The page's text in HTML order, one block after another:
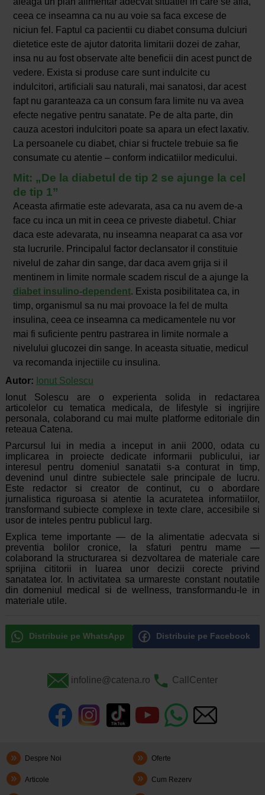
ceea ce inseamna ca nu au voie sa faca excese de
niciun fel. Faptul ca pacientii cu diabet consuma dulciuri
dietetice este de ajutor datorita limitarii dozei de zahar,
insa nu au fost observate alte beneficii din acest punct de
vedere. Exista si produse care sunt indulcite cu
indulcitori, artificiali sau naturali, mai sanatosi, dar acest
fapt nu garanteaza ca un consum fara limite nu va avea
efecte negative pentru sanatate. Pe de alta parte, din
cauza acestori indulcitori poate sa apara un efect laxativ.
La persoanele cu diabet, chiar si fructele trebuie sa fie
consumate cu atentie – conform indicatiilor medicului.
Mit: „De la diabetul de tip 2 se ajunge la cel
de tip 1”
Aceasta afirmatie este adevarata, asa ca nu avem de-a
face cu inca un mit in ceea ce priveste diabetul. Chiar
daca este adevarata, nu inseamna neaparat ca asa vor
sta lucrurile. Principalul factor declansator il constituie
nivelul de zahar din sange, dar daca avem grija si il
mentinem in limite normale scadem riscul de a ajunge la
diabet insulino-dependent. Exista posibilitatea ca, in
timp, organismul sa nu mai provoace la fel de multa
insulina, ceea ce inseamna ca medicamentele nu vor
mai fi suficiente pentru pastrarea in limite normale a
nivelului glucozei din sange. In aceasta situatie, medicul
va recomanda injectiile cu insulina.
Autor: Ionut Solescu
Ionut Solescu are o experienta solida in redactarea
articolelor cu tematica medicala, de lifestyle si ingrijire
personala, colaborand cu mai multe platforme editoriale din
reteaua Catena.
Parcursul lui in media a inceput in anii 2000, odata cu
implicarea in proiecte dedicate informarii publicului, iar
interesul pentru domeniul sanatatii s-a conturat in timp,
devenind unul dintre subiectele sale principale de lucru.
Este redactor si creator de continut, cu o abordare
jurnalistica riguroasa si atentie la acuratetea informatiilor,
transformand subiecte complexe in texte clare, accesibile si
usor de inteles pentru publicul larg.
Explica teme importante — de la alimentatie adecvata si
preventia bolilor cronice, la sfaturi pentru mame —
colaborand la structurarea si dezvoltarea de materiale care
sprijina cititorii in luarea unor decizii corecte privind
sanatatea lor. In activitatea sa urmareste constant noutatile
din domeniul medical si de wellness, transformandu-le in
materiale utile.
Distribuie pe WhatsApp Distribuie pe Facebook
infoline@catena.ro CallCenter
Despre Noi Oferte
Articole Cum Rezerv